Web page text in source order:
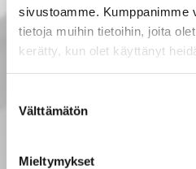
sivustoamme. Kumppanimme
tietoja muihin tietoihin, joita
kerätty, kun olet käyttänyt
valinta
Välttämätön
Mieltymykset